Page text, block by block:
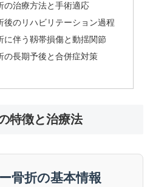
の治療方法と手術適応
後のリハビリテーション過程
に伴う靱帯損傷と動揺関節
の長期予後と合併症対策
特徴と治療法
骨折の基本情報